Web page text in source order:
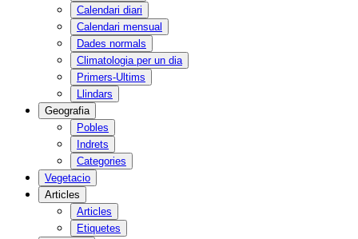
Calendari diari
Calendari mensual
Dades normals
Climatologia per un dia
Primers-Ultims
Llindars
Geografia
Pobles
Indrets
Categories
Vegetacio
Articles
Articles
Etiquetes